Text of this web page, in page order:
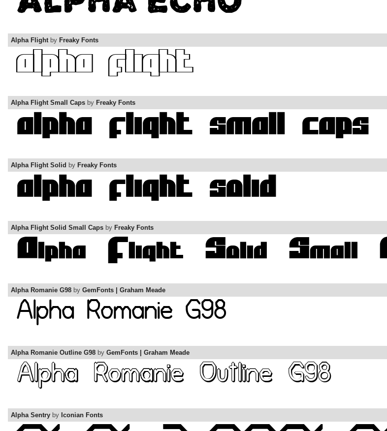
Alpha Flightby Freaky Fonts
Alpha Flight Small Caps by Freaky Fonts
Alpha Flight Solid by Freaky Fonts
Alpha Flight Solid Small Caps by Freaky Fonts
Alpha Romanie G98 by GemFonts | Graham Meade
Alpha Romanie Outline G98 by GemFonts | Graham Meade
Alpha Sentry by Iconian Fonts